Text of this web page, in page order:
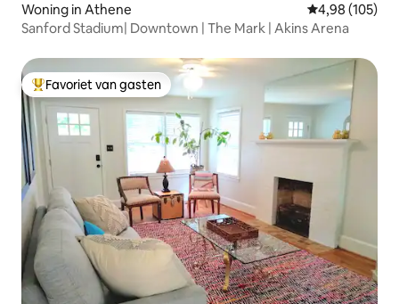
Woning in Athene Gemiddelde
4,98 (105)
Sanford Stadium| Downtown | The Mark | Akins Arena
Topfavoriet van gasten
Favoriet van gasten